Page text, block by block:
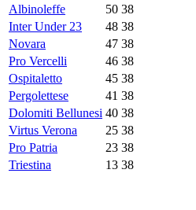
Albinoleffe
50 38
Inter Under 23
48 38
Novara
47 38
Pro Vercelli
46 38
Ospitaletto
45 38
Pergolettese
41 38
Dolomiti Bellunesi 40 38
Virtus Verona
25 38
Pro Patria
23 38
Triestina
13 38